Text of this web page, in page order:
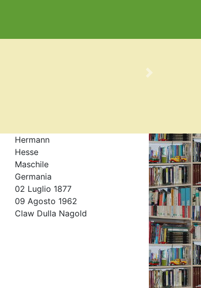
Next
Hermann
Hesse
Maschile
Germania
02 Luglio 1877
09 Agosto 1962
Claw Dulla Nagold